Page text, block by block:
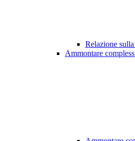
Relazione
Ammontare